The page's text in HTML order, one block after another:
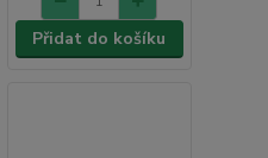
Přidat do košíku